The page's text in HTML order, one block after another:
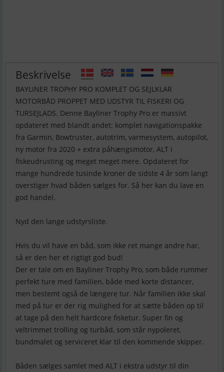
Beskrivelse
BAYLINER TROPHY PRO KOMPLET OG SEJLKLAR
MOTORBÅD PROPPET MED UDSTYR TIL FISKERI OG
TURSEJLADS. Denne Bayliner Trophy Pro er massivt
opdateret med blandt andet: komplet navigationspakke
fra Garmin, Bowtruster, autotrim, varmesystem, autopilot,
ny motor fra 2020 + extra påhængsmotor, ALT i
fiskeudrusting og meget meget mere. Opdateret for
mange hundrede tusinde kroner de sidste 4 år som langt
overstiger hvad båden sælges for. Så her kan du lave en
god handel.
Nyd den lange udstyrsliste.
Hvis du vil have en båd, som ikke ret mange andre har,
så er den her et rigtigt god bud!
Der er tale om en Bayliner Trophy Pro, som både rummer
perfekt ture med familien, både med korte distancer,
men bestemt også de længere tur. Når familien ikke skal
med på tur er der rig mulighed for at sætte båden op til
at tage på den helt hardcore fisketur. Super fin og
veltrimmet trolling og turbåd, som står nypoleret,
bundmalet og serviceret klar til den kommende skipper.
Båden sælges samlet med ALT i ekstra udstyr til din